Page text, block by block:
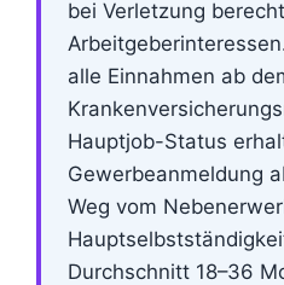
bei Verletzung
alle Einnahmen ab
Hauptjob-Status
Gewerbeanmeldung
Weg vom
Durchschnitt 18–36